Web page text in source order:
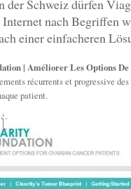
der Schweiz dürfen
nach Begriffen
einer einfacheren
| Améliorer Les Options
récurrents et progressive
patient.